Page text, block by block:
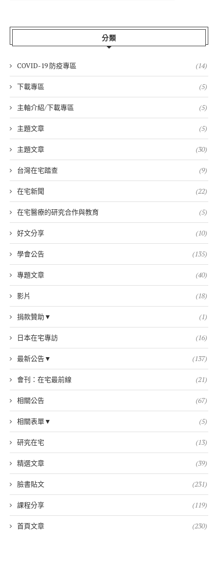
分類
COVID-19 防疫專區 (14)
下載專區 (5)
主軸介紹/下載專區 (5)
主題文章 (5)
主題文章 (30)
台灣在宅踏查 (9)
在宅新聞 (22)
在宅醫療的研究合作與教育 (5)
好文分享 (10)
學會公告 (135)
專題文章 (40)
影片 (18)
捐款贊助▼ (1)
日本在宅專訪 (16)
最新公告▼ (137)
會刊：在宅最前線 (21)
相關公告 (67)
相關表單▼ (5)
研究在宅 (13)
精選文章 (39)
臉書貼文 (231)
課程分享 (119)
首頁文章 (230)